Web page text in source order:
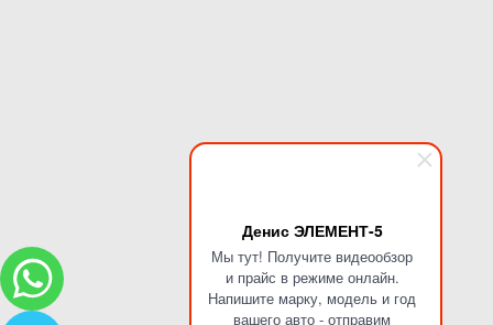
Денис ЭЛЕМЕНТ-5
Мы тут! Получите видеообзор
и прайс в режиме онлайн.
Напишите марку, модель и год
вашего авто - отправим